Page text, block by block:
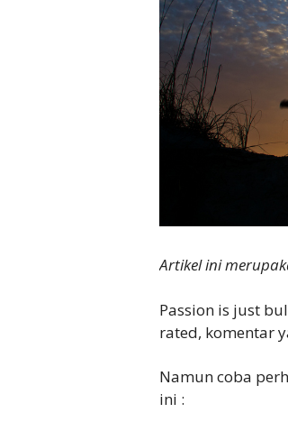
Artikel ini
Passion is just
rated, komentar
Namun coba
ini :